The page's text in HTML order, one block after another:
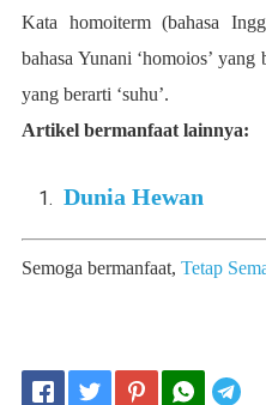
Kata homoiterm (bahasa
bahasa Yunani ‘homoios’ yang
yang berarti ‘suhu’.
Artikel bermanfaat lainnya:
Dunia Hewan
Semoga bermanfaat, Tetap